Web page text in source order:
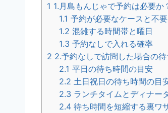
1 1.月島もんじゃで予約は必要か
1.1 予約が必要なケースと不
1.2 混雑する時間帯と曜日
1.3 予約なしで入れる確率
2 2.予約なしで訪問した場合の
2.1 平日の待ち時間の目安
2.2 土日祝日の待ち時間の目
2.3 ランチタイムとディナー
2.4 待ち時間を短縮する裏ワ